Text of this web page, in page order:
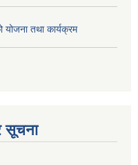
तथा कार्यक्रम
सूचना